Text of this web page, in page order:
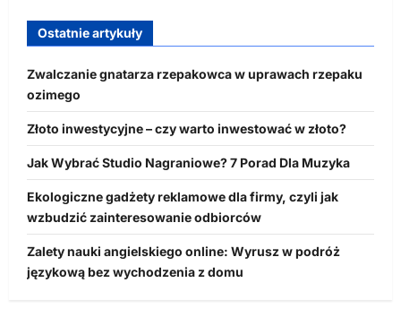
Ostatnie artykuły
Zwalczanie gnatarza rzepakowca w uprawach rzepaku
ozimego
Złoto inwestycyjne – czy warto inwestować w złoto?
Jak Wybrać Studio Nagraniowe? 7 Porad Dla Muzyka
Ekologiczne gadżety reklamowe dla firmy, czyli jak
wzbudzić zainteresowanie odbiorców
Zalety nauki angielskiego online: Wyrusz w podróż
językową bez wychodzenia z domu